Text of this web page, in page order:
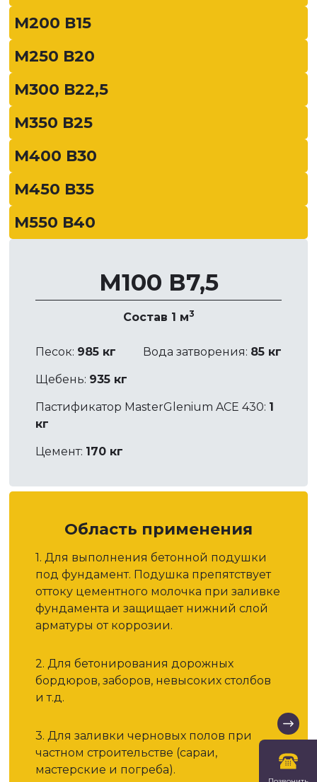
М200 В15
М250 В20
М300 В22,5
М350 В25
М400 В30
М450 В35
М550 В40
М100 В7,5
Состав 1 м3
Песок: 985 кг Вода затворения: 85 кг
Щебень: 935 кг
Пастификатор MasterGlenium ACE 430: 1
кг
Цемент: 170 кг
Область применения
1. Для выполнения бетонной подушки
под фундамент. Подушка препятствует
оттоку цементного молочка при заливке
фундамента и защищает нижний слой
арматуры от коррозии.
2. Для бетонирования дорожных
бордюров, заборов, невысоких столбов
и т.д.
3. Для заливки черновых полов при
частном строительстве (сараи,
мастерские и погреба).